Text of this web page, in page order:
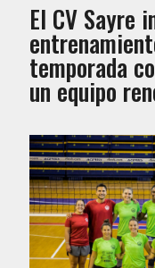
El CV Sayre
temporada
un equipo